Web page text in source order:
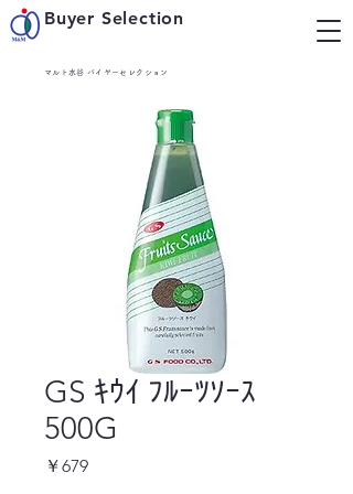
Buyer Selection
マルト水谷 バイヤーセレクション
GS ｷｳｲ ﾌﾙｰﾂｿｰｽ
500G
￥679価